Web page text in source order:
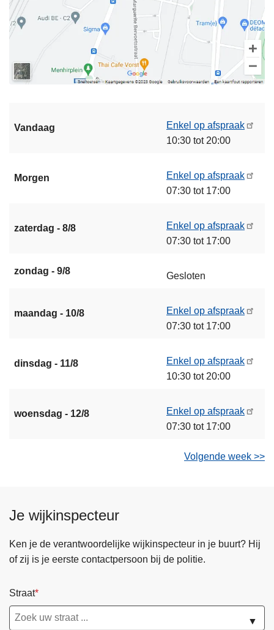
Vandaag
Enkel op afspraak
10:30 tot 20:00
Morgen
Enkel op afspraak
07:30 tot 17:00
zaterdag - 8/8
Enkel op afspraak
07:30 tot 17:00
zondag - 9/8 Gesloten
maandag - 10/8
Enkel op afspraak
07:30 tot 17:00
dinsdag - 11/8
Enkel op afspraak
10:30 tot 20:00
woensdag - 12/8
Enkel op afspraak
07:30 tot 17:00
Volgende week >>
Je wijkinspecteur
Ken je de verantwoordelijke wijkinspecteur in je buurt? Hij
of zij is je eerste contactpersoon bij de politie.
Straat
▼